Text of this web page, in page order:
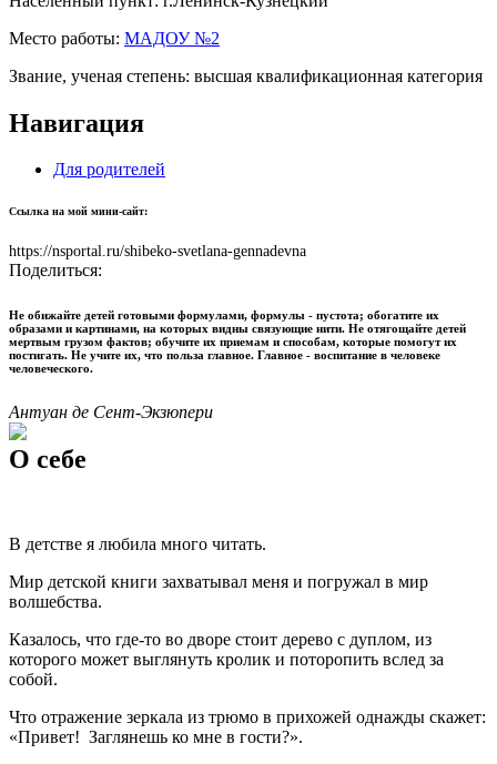
Место работы: МАДОУ №2
Звание, ученая степень: высшая квалификационная категория
Навигация
Для родителей
Ссылка на мой мини-сайт:
https://nsportal.ru/shibeko-svetlana-gennadevna
Поделиться:
Не обижайте детей готовыми формулами, формулы - пустота; обогатите их
образами и картинами, на которых видны связующие нити. Не отягощайте детей
мертвым грузом фактов; обучите их приемам и способам, которые помогут их
постигать. Не учите их, что польза главное. Главное - воспитание в человеке
человеческого.
Антуан де Сент-Экзюпери
О себе
В детстве я любила много читать.
Мир детской книги захватывал меня и погружал в мир
волшебства.
Казалось, что где-то во дворе стоит дерево с дуплом, из
которого может выглянуть кролик и поторопить вслед за
собой.
Что отражение зеркала из трюмо в прихожей однажды скажет:
«Привет! Заглянешь ко мне в гости?».